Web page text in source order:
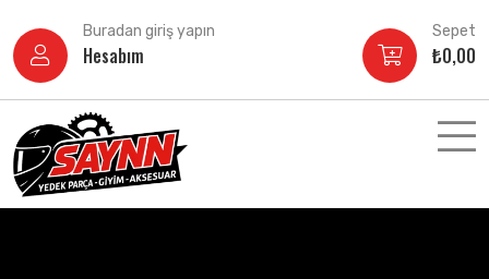
atla
Buradan giriş yapın
Hesabım
Sepet
₺0,00